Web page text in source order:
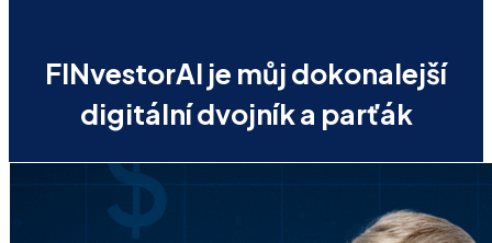
FINvestorAI je můj dokonalejší
digitální dvojník a parťák